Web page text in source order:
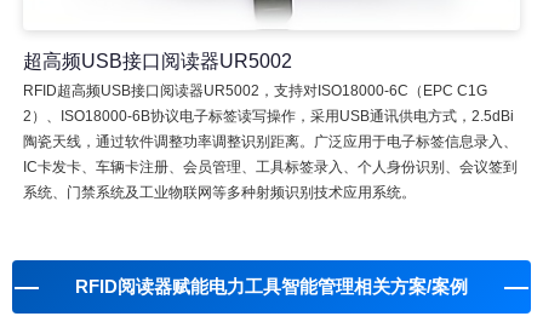
超高频USB接口阅读器UR5002
RFID超高频USB接口阅读器UR5002，支持对ISO18000-6C（EPC C1G
2）、ISO18000-6B协议电子标签读写操作，采用USB通讯供电方式，2.5dBi
陶瓷天线，通过软件调整功率调整识别距离。广泛应用于电子标签信息录入、
IC卡发卡、车辆卡注册、会员管理、工具标签录入、个人身份识别、会议签到
系统、门禁系统及工业物联网等多种射频识别技术应用系统。
RFID阅读器赋能电力工具智能管理相关方案/案例